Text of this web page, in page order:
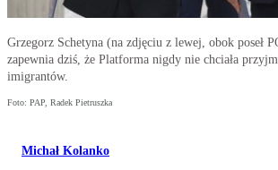
Grzegorz Schetyna (na zdjęciu z lewej, obok poseł
zapewnia dziś, że Platforma nigdy nie chciała
imigrantów.
Foto: PAP, Radek Pietruszka
Michał Kolanko